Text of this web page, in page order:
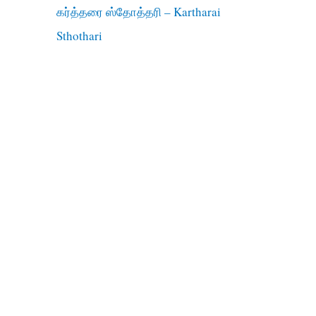
கர்த்தரை ஸ்தோத்தரி – Kartharai
Sthothari